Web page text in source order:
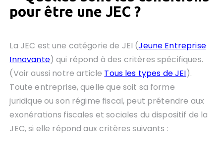
pour être une JEC ?
La JEC est une catégorie de JEI (Jeune Entreprise
Innovante) qui répond à des critères spécifiques.
(Voir aussi notre article Tous les types de JEI).
Toute entreprise, quelle que soit sa forme
juridique ou son régime fiscal, peut prétendre aux
exonérations fiscales et sociales du dispositif de la
JEC, si elle répond aux critères suivants :